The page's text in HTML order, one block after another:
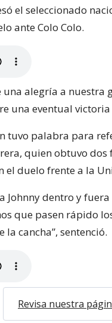
el seleccionado
ante Colo Colo.
alegría a nuestra
una eventual
tuvo palabra para
quien obtuvo dos
el duelo frente a la
Johnny dentro y
que pasen rápido
cancha”, sentenció.
Revisa nuestra